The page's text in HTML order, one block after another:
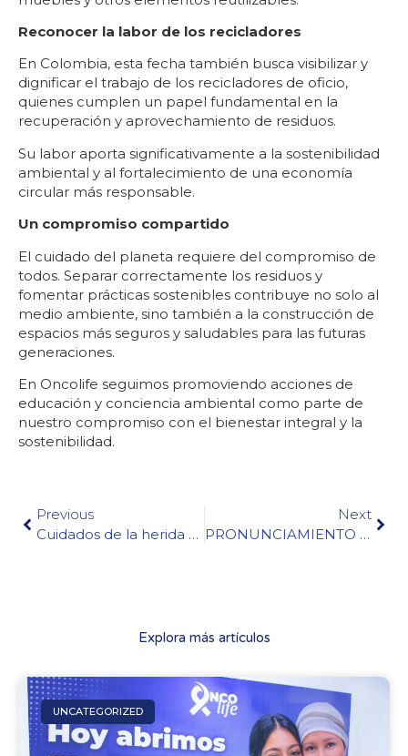
Reconocer la labor de los recicladores
En Colombia, esta fecha también busca visibilizar y
dignificar el trabajo de los recicladores de oficio,
quienes cumplen un papel fundamental en la
recuperación y aprovechamiento de residuos.
Su labor aporta significativamente a la sostenibilidad
ambiental y al fortalecimiento de una economía
circular más responsable.
Un compromiso compartido
El cuidado del planeta requiere del compromiso de
todos. Separar correctamente los residuos y
fomentar prácticas sostenibles contribuye no solo al
medio ambiente, sino también a la construcción de
espacios más seguros y saludables para las futuras
generaciones.
En Oncolife seguimos promoviendo acciones de
educación y conciencia ambiental como parte de
nuestro compromiso con el bienestar integral y la
sostenibilidad.
Previous
Cuidados de la herida quirúrgica: recomendaciones para una recuperación segura
Next
PRONUNCIAMIENTO INSTITUCIONAL FRENTE A PUBLICACIÓN DE LA UAESP SOBRE GESTIÓN DE RESIDUOS
Explora más artículos
UNCATEGORIZED